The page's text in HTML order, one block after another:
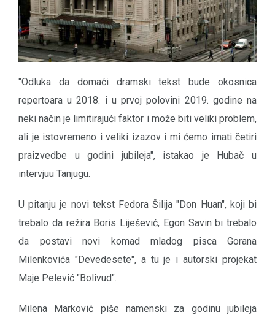
"Odluka da domaći dramski tekst bude okosnica
repertoara u 2018. i u prvoj polovini 2019. godine na
neki način je limitirajući faktor i može biti veliki problem,
ali je istovremeno i veliki izazov i mi ćemo imati četiri
praizvedbe u godini jubileja", istakao je Hubač u
intervjuu Tanjugu.
U pitanju je novi tekst Fedora Šilija "Don Huan", koji bi
trebalo da režira Boris Liješević, Egon Savin bi trebalo
da postavi novi komad mladog pisca Gorana
Milenkovića "Devedesete", a tu je i autorski projekat
Maje Pelević "Bolivud".
Milena Marković piše namenski za godinu jubileja